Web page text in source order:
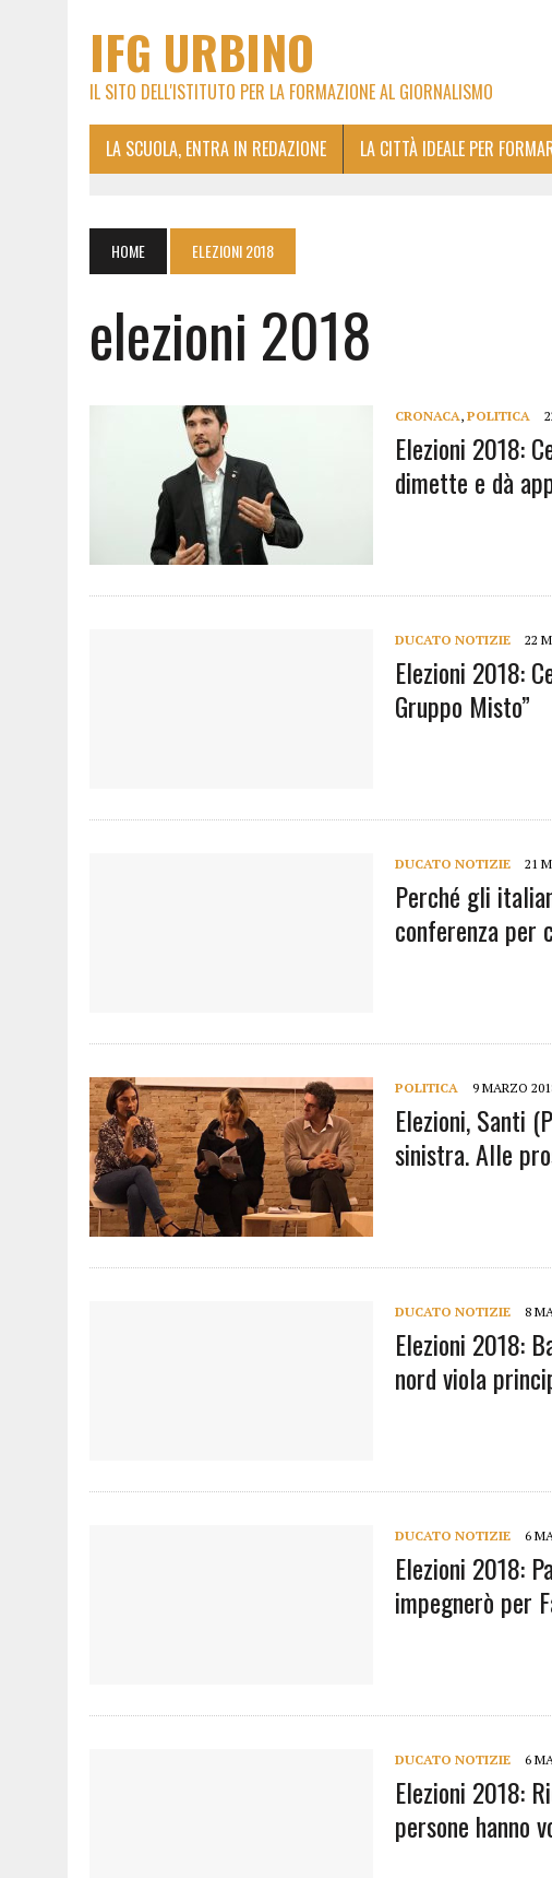
IFG URBINO
IL SITO DELL'ISTITUTO PER LA FORMAZIONE AL GIORNALISMO
LA SCUOLA, ENTRA IN REDAZIONE LA CITTÀ IDEALE PER
HOME ELEZIONI 2018
elezioni 2018
CRONACA, POLITICA
Elezioni 2018:
dimette e dà
DUCATO NOTIZIE 22
Elezioni 2018:
Gruppo Misto”
DUCATO NOTIZIE 21
Perché gli
conferenza per
POLITICA 9 MARZO
Elezioni, Santi
sinistra. Alle
DUCATO NOTIZIE 8
Elezioni 2018:
nord viola
DUCATO NOTIZIE 6
Elezioni 2018:
impegnerò per
DUCATO NOTIZIE 6
Elezioni 2018:
persone hanno